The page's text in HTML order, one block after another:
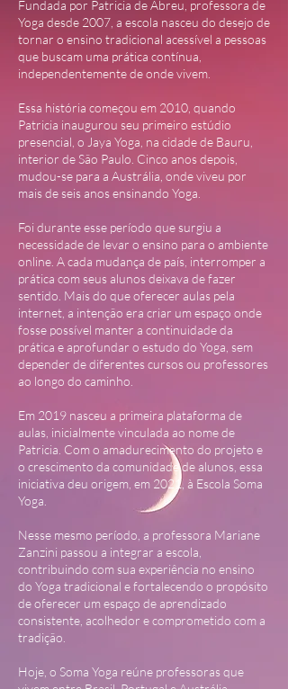
Fundada por Patricia de Abreu, professora de
Yoga desde 2007, a escola nasceu do desejo de
tornar o ensino tradicional acessível a pessoas
que buscam uma prática contínua,
independentemente de onde vivem.
Essa história começou em 2010, quando
Patricia inaugurou seu primeiro estúdio
presencial, o Jaya Yoga, na cidade de Bauru,
interior de São Paulo. Cinco anos depois,
mudou-se para a Austrália, onde viveu por
mais de seis anos ensinando Yoga.
Foi durante esse período que surgiu a
necessidade de levar o ensino para o ambiente
online. A cada mudança de país, interromper a
prática com seus alunos deixava de fazer
sentido. Mais do que oferecer aulas pela
internet, a intenção era criar um espaço onde
fosse possível manter a continuidade da
prática e aprofundar o estudo do Yoga, sem
depender de diferentes cursos ou professores
ao longo do caminho.
Em 2019 nasceu a primeira plataforma de
aulas, inicialmente vinculada ao nome de
Patricia. Com o amadurecimento do projeto e
o crescimento da comunidade de alunos, essa
iniciativa deu origem, em 2021, à Escola Soma
Yoga.
Nesse mesmo período, a professora Mariane
Zanzini passou a integrar a escola,
contribuindo com sua experiência no ensino
do Yoga tradicional e fortalecendo o propósito
de oferecer um espaço de aprendizado
consistente, acolhedor e comprometido com a
tradição.
Hoje, o Soma Yoga reúne professoras que